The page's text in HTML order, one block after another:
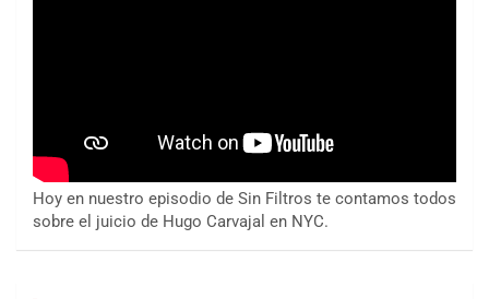
Hoy en nuestro episodio de Sin Filtros te contamos todos
sobre el juicio de Hugo Carvajal en NYC.